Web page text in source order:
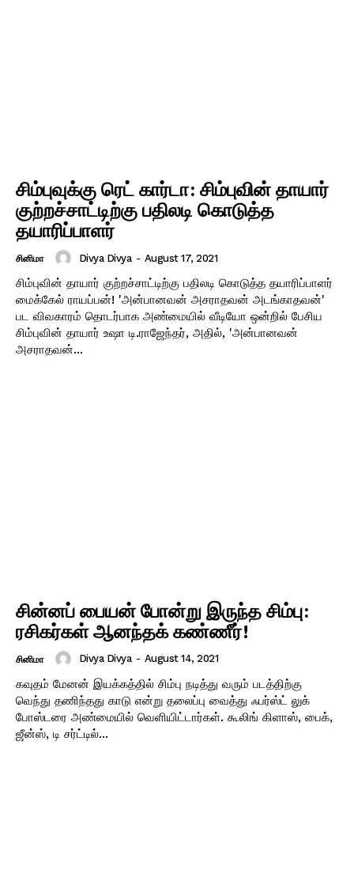
சிம்புவுக்கு ரெட் கார்டா: சிம்புவின் தாயார்
குற்றச்சாட்டிற்கு பதிலடி கொடுத்த
தயாரிப்பாளர்
சினிமா Divya Divya - August 17, 2021
சிம்புவின் தாயார் குற்றச்சாட்டிற்கு பதிலடி கொடுத்த தயாரிப்பாளர்
மைக்கேல் ராயப்பன்! 'அன்பானவன் அசராதவன் அடங்காதவன்'
பட விவகாரம் தொடர்பாக அண்மையில் வீடியோ ஒன்றில் பேசிய
சிம்புவின் தாயார் உஷா டி.ராஜேந்தர், அதில், 'அன்பானவன்
அசராதவன்...
சின்னப் பையன் போன்று இருந்த சிம்பு:
ரசிகர்கள் ஆனந்தக் கண்ணீர்!
சினிமா Divya Divya - August 14, 2021
கவுதம் மேனன் இயக்கத்தில் சிம்பு நடித்து வரும் படத்திற்கு
வெந்து தணிந்தது காடு என்று தலைப்பு வைத்து ஃபர்ஸ்ட் லுக்
போஸ்டரை அண்மையில் வெளியிட்டார்கள். கூலிங் கிளாஸ், பைக்,
ஜீன்ஸ், டி சர்ட்டில்...